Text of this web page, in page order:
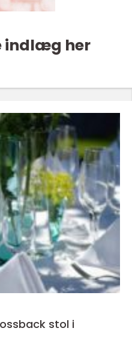
indlæg her
stol i